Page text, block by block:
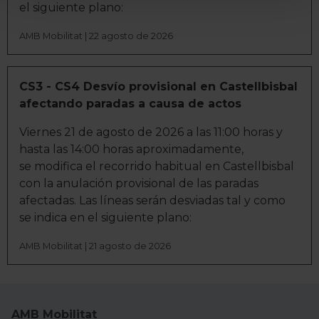
para buscar características específicas (huellas
digitales)
Obtenga más información sobre cómo se procesan sus
datos personales y establezca sus preferencias en la
sección de datos. Puede cambiar o retirar su
consentimiento en cualquier momento en la Declaración
La publicidad digital personalizada, basada en la
información recogida mediante cookies o tecnologías
similares (como, por ejemplo, la dirección IP, los
identificadores de cookies o páginas visitadas), nos
permite financiar nuestra actividad para mantener activa
esta página web sin coste para nuestros usuarios.
permiten tanto el seguimiento y análisis de tu
el siguiente plano:
AMB Mobilitat | 22 agosto de 2026
CS3 - CS4 Desvío provisional en Castellbisbal
afectando paradas a causa de actos
Viernes 21 de agosto de 2026 a las 11:00 horas y
hasta las 14:00 horas aproximadamente,
se modifica el recorrido habitual en Castellbisbal
con la anulación provisional de las paradas
afectadas. Las líneas serán desviadas tal y como
se indica en el siguiente plano:
AMB Mobilitat | 21 agosto de 2026
AMB Mobilitat